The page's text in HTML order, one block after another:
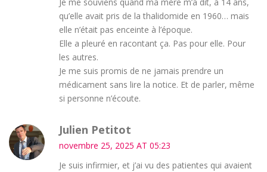
qu’elle avait pris de la thalidomide en 1960… mais
elle n’était pas enceinte à l’époque.
Elle a pleuré en racontant ça. Pas pour elle. Pour
les autres.
Je me suis promis de ne jamais prendre un
médicament sans lire la notice. Et de parler, même
si personne n’écoute.
Julien Petitot
novembre 25, 2025 AT 05:23
Je suis infirmier, et j’ai vu des patientes qui avaient